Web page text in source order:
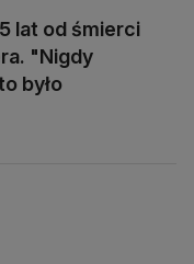
lat od śmierci
"Nigdy
było